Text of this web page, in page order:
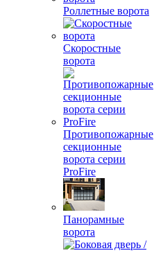
Роллетные ворота
Скоростные
ворота
Противопожарные
секционные
ворота серии
ProFire
Панорамные
ворота